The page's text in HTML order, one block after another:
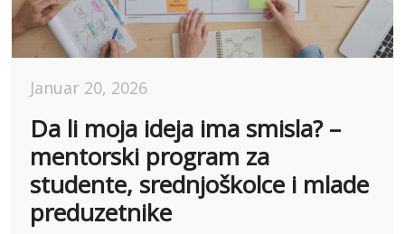
Januar 20, 2026
Da li moja ideja ima smisla? –
mentorski program za
studente, srednjoškolce i mlade
preduzetnike